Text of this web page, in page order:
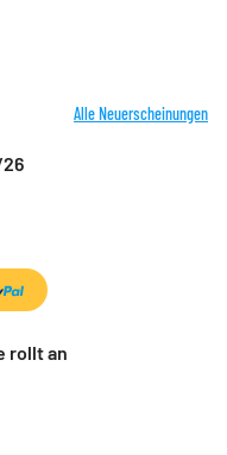
Alle Neuerscheinungen
26
rollt an